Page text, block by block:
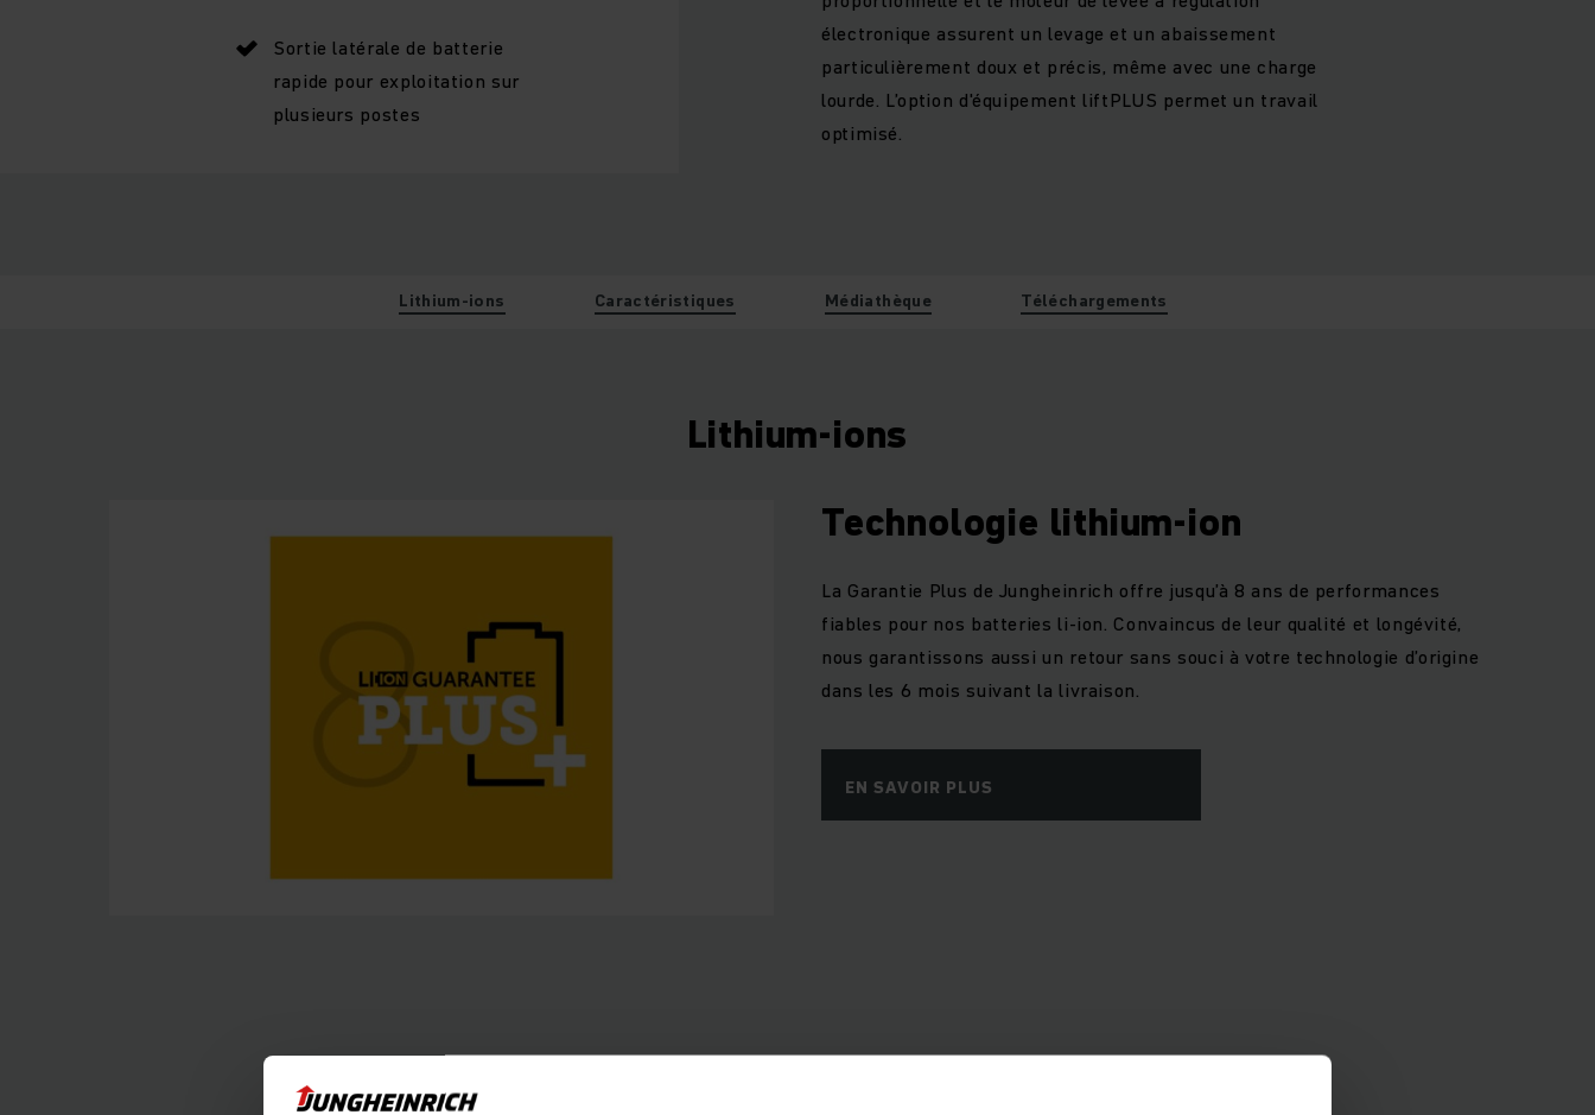
Sortie latérale de batterie
rapide pour exploitation sur
plusieurs postes
électronique assurent un levage et un abaissement
particulièrement doux et précis, même avec une charge
lourde. L’option d'équipement liftPLUS permet un travail
optimisé.
Lithium-ions Caractéristiques Médiathèque Téléchargements
Lithium-ions
Technologie lithium-ion
La Garantie Plus de Jungheinrich offre jusqu’à 8 ans de performances
fiables pour nos batteries li-ion. Convaincus de leur qualité et longévité,
nous garantissons aussi un retour sans souci à votre technologie d’origine
dans les 6 mois suivant la livraison.
EN SAVOIR PLUS